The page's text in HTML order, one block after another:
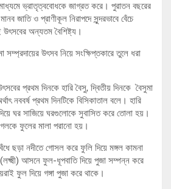
ভ্রাতৃত্ববোধকে জাগ্রত করে। পুরাতন বছরের
জাতি ও প্রাণীকূল ‍নিরাপদে সুন্দরভাবে বেঁচে
অন্যতম বৈশিষ্ট্য।
সম্প্রদায়ের উৎসব নিয়ে সংক্ষিপ্তকারে তুলে ধরা
প্রথম দিনকে হারি বৈসু, দ্বিতীয় দিনকে বৈসুমা
নববর্ষ প্রথম দিনটিকে বিসিকাতাল বলে। হারি
ঘর সাজিয়ে ঘরগুলোকে সুবাসিত করে তোলা হয়।
ফুলের মালা পরানো হয়।
ছড়া নদীতে গোসল করে ফুলি দিয়ে মঙ্গল কামনা
(লক্ষ্মী) আসনে ফুল-ধূপবাতি দিয়ে পুজা সম্পন্ন করে
ফুল দিয়ে গঙ্গা পুজা করে থাকে।